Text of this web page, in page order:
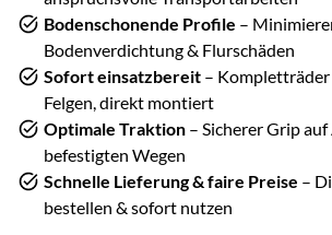
Bodenschonende Profile –
Bodenverdichtung & Flurschäden
Sofort einsatzbereit – Kompletträder
Felgen, direkt montiert
Optimale Traktion – Sicherer Grip
befestigten Wegen
Schnelle Lieferung & faire Preise –
bestellen & sofort nutzen